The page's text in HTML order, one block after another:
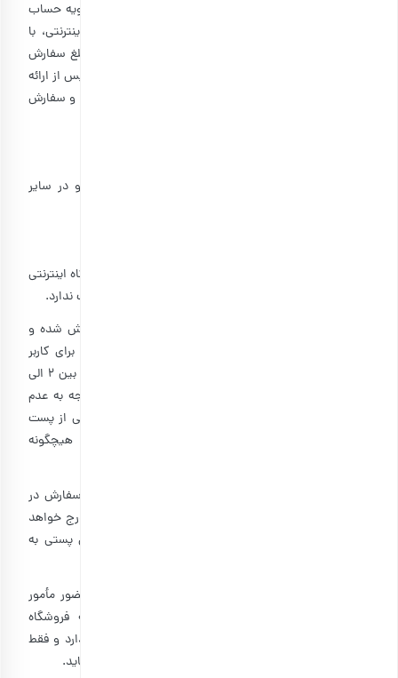
مراحل ثبت سفارش، درگاه پرداخت اینترنتی برای انجام تسویه حساب
باز می شود. در صورت بروز اختلال در فرایند پرداخت اینترنتی، با
تماس با واحد ارتباط با مشتریان بارجیل، امکان پرداخت مبلغ سفارش
به صورت کارت به کارت و تسویه و ثبت نهایی وجود دارد. پس از ارائه
رسید انتقال موفق مبلغ سفارش، ثبت نهایی انجام می شود و سفارش
ارسال سفارش‌ها در محدوده تهران بزرگ از طریق پیک و در سایر
حمل کلیه سفارش‌ها توسط پست صورت می‌پذیرد و فروشگاه اینترنتی
بارجیل هیچ کنترلی بر زمان و فرآیند حمل توسط شرکت پست ندارد.
۶-۱: هر سفارش ظرف مدت حداکثر ۲۴ ساعت کاری پردازش شده و
تحویل شرکت پست می شود. کد رهگیری مرسوله متعاقبا برای کاربر
ارسال خواهد شد. پس از تحویل به پست، مرسوله معمولا بین ۲ الی
۴ روز کاری تحویل گیرنده خواهد شد. با این حال با توجه به عدم
کنترل بارجیل بر فرآیندهای شرکت پست، هرگونه تاخیر ناشی از پست
صرفا متوجه این شرکت بوده و بارجیل در این مورد هیچگونه
۶-۲: مکان تحویل کالا نشانی است که کاربر در حین ثبت سفارش در
وب­سایت درج می‌نماید این نشانی بر روی کلیه مرسوله‌ها درج خواهد
شد و تغییر نشانی پس از تحویل محموله به شرکت‌های پستی به
۶-۳: ساعت تحویل کالای خریداری شده، بسته به زمان حضور مأمور
شرکت‌های پستی در محل شما خواهد بود. متأسفانه فروشگاه
اینترنتی بارجیل هیچ کنترلی بر ساعت تحویل مرسوله‌ها ندارد و فقط
می‌تواند پیشنهاد کاربر را در کنار نشانی محل تحویل درج نماید.